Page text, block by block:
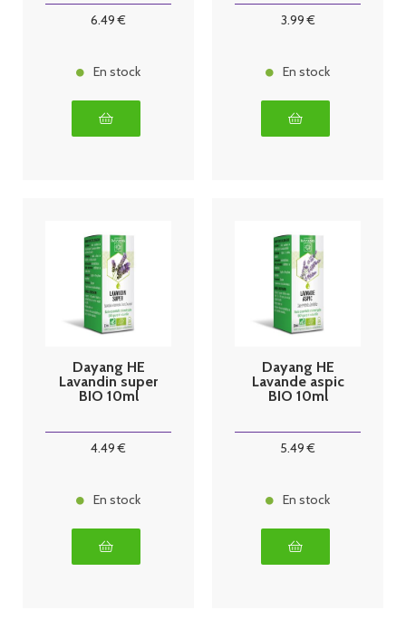
6.49 €
En stock
3.99€
En stock
Dayang HE
Lavandin super
BIO 10ml
4.49 €
En stock
Dayang HE
Lavande aspic
BIO 10ml
5.49 €
En stock